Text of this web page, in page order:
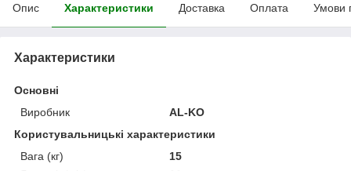
Опис Характеристики Доставка Оплата Умови
Характеристики
Основні
Виробник
AL-KO
Користувальницькі характеристики
Вага (кг)
15